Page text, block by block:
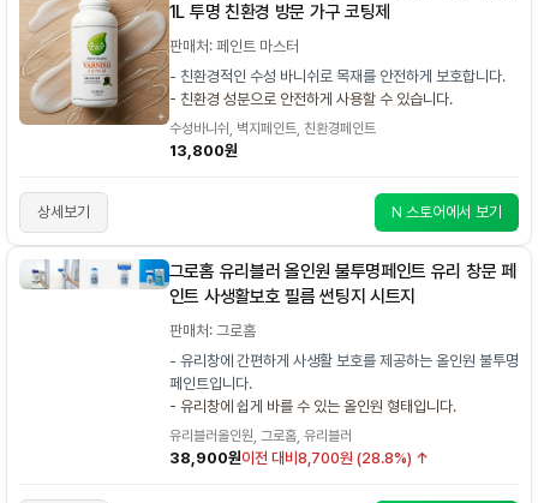
1L 투명 친환경 방문 가구 코팅제
판매처: 페인트 마스터
- 친환경적인 수성 바니쉬로 목재를 안전하게 보호합니다.
- 친환경 성분으로 안전하게 사용할 수 있습니다.
수성바니쉬, 벽지페인트, 친환경페인트
13,800원
상세보기 N 스토어에서 보기
그로홈 유리블러 올인원 불투명페인트 유리 창문 페
인트 사생활보호 필름 썬팅지 시트지
판매처: 그로홈
- 유리창에 간편하게 사생활 보호를 제공하는 올인원 불투명
페인트입니다.
- 유리창에 쉽게 바를 수 있는 올인원 형태입니다.
유리블러올인원, 그로홈, 유리블러
38,900원이전 대비 8,700원 (28.8%) ↑